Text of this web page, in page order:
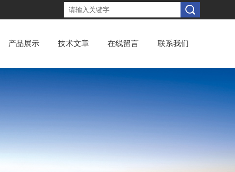
产品展示 技术文章 在线留言 联系我们